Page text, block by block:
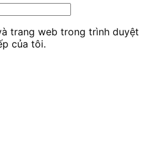
trang web trong trình duyệt
của tôi.